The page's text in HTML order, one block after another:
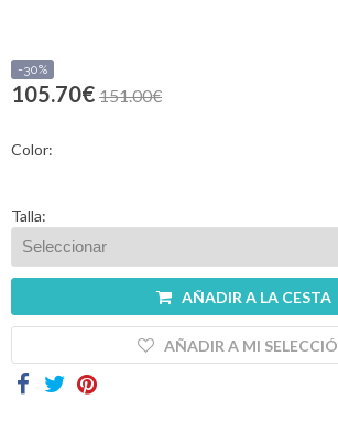
Registrar
Mujer
Hombre
-30%
105.70€ 151.00€
Color:
Talla:
AÑADIR A LA CESTA
AÑADIR A MI